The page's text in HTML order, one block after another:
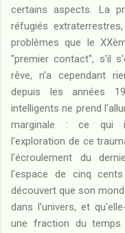
certains aspects. La
réfugiés
problèmes que le
"premier contact", s'il
rêve, n'a cependant
depuis les années
intelligents ne prend
marginale : ce qui
l'exploration de ce
l'écroulement du
l'espace de cinq
découvert que son
dans l'univers, et
une fraction du